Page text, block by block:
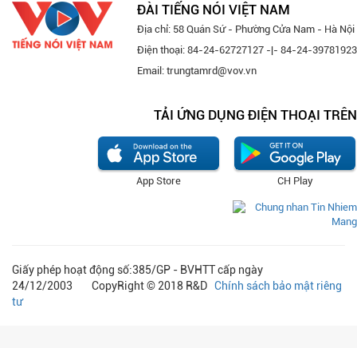
ĐÀI TIẾNG NÓI VIỆT NAM
Địa chỉ: 58 Quán Sứ - Phường Cửa Nam - Hà Nội
Điện thoại: 84-24-62727127 -|- 84-24-39781923
Email: trungtamrd@vov.vn
TẢI ỨNG DỤNG ĐIỆN THOẠI TRÊN
CH Play
App Store
Giấy phép hoạt động số:385/GP - BVHTT cấp ngày
24/12/2003 CopyRight © 2018 R&D Chính sách bảo mật riêng
tư